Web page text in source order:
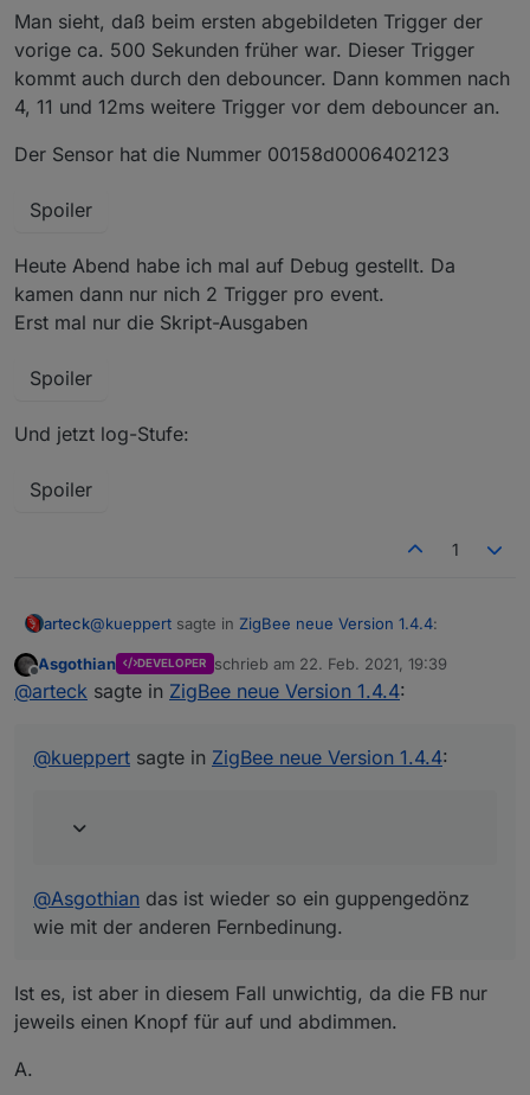
Man sieht, daß beim ersten abgebildeten Trigger der
vorige ca. 500 Sekunden früher war. Dieser Trigger
kommt auch durch den debouncer. Dann kommen nach
4, 11 und 12ms weitere Trigger vor dem debouncer an.
Der Sensor hat die Nummer 00158d0006402123
Spoiler
Heute Abend habe ich mal auf Debug gestellt. Da
kamen dann nur nich 2 Trigger pro event.
Erst mal nur die Skript-Ausgaben
Spoiler
Und jetzt log-Stufe:
Spoiler
1
arteck@kueppert sagte in ZigBee neue Version 1.4.4:
Publish {"action":"up-press","action_group":24674}
Asgothian
das ist wieder so ein guppengedönz wie
mit der anderen Fernbedinung.
Offline
Asgothian DEVELOPER schrieb am 22. Feb. 2021, 19:39
zuletzt editiert von
@arteck sagte in ZigBee neue Version 1.4.4:
@kueppert sagte in ZigBee neue Version 1.4.4:
@Asgothian das ist wieder so ein guppengedönz
wie mit der anderen Fernbedinung.
Ist es, ist aber in diesem Fall unwichtig, da die FB nur
jeweils einen Knopf für auf und abdimmen.
A.